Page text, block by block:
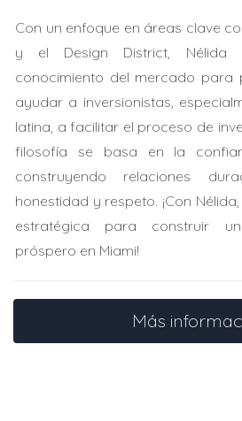
mejorado significativamente el
precios de las propiedades
un 15% desde su apertura. Este
algunos propietarios a considerar
unidades para capitalizar el
Estudio de Caso 3: La
su efecto en la inversión
A medida que los terrenos
desarrolladores están buscando
también está provocando que los
apuesten más por las propiedades
aumentando su valor aún más.
Con un enfoque en áreas clave
y el Design District, Nélida
conocimiento del mercado para
ayudar a inversionistas,
latina, a facilitar el proceso de
filosofía se basa en la
construyendo relaciones
honestidad y respeto. ¡Con
estratégica para construir
próspero en Miami!
Más